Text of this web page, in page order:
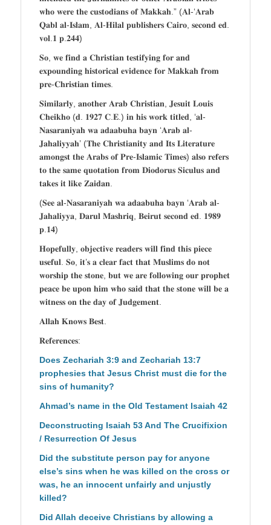
𝐰𝐡𝐨 𝐰𝐞𝐫𝐞 𝐭𝐡𝐞 𝐜𝐮𝐬𝐭𝐨𝐝𝐢𝐚𝐧𝐬 𝐨𝐟 𝐌𝐚𝐤𝐤𝐚𝐡.” (𝐀𝐥-‘𝐀𝐫𝐚𝐛
𝐐𝐚𝐛𝐥 𝐚𝐥-𝐈𝐬𝐥𝐚𝐦, 𝐀𝐥-𝐇𝐢𝐥𝐚𝐥 𝐩𝐮𝐛𝐥𝐢𝐬𝐡𝐞𝐫𝐬 𝐂𝐚𝐢𝐫𝐨, 𝐬𝐞𝐜𝐨𝐧𝐝 𝐞𝐝.
𝐯𝐨𝐥.𝟏 𝐩.𝟐𝟒𝟒)
𝐒𝐨, 𝐰𝐞 𝐟𝐢𝐧𝐝 𝐚 𝐂𝐡𝐫𝐢𝐬𝐭𝐢𝐚𝐧 𝐭𝐞𝐬𝐭𝐢𝐟𝐲𝐢𝐧𝐠 𝐟𝐨𝐫 𝐚𝐧𝐝
𝐞𝐱𝐩𝐨𝐮𝐧𝐝𝐢𝐧𝐠 𝐡𝐢𝐬𝐭𝐨𝐫𝐢𝐜𝐚𝐥 𝐞𝐯𝐢𝐝𝐞𝐧𝐜𝐞 𝐟𝐨𝐫 𝐌𝐚𝐤𝐤𝐚𝐡 𝐟𝐫𝐨𝐦
𝐩𝐫𝐞-𝐂𝐡𝐫𝐢𝐬𝐭𝐢𝐚𝐧 𝐭𝐢𝐦𝐞𝐬.
𝐒𝐢𝐦𝐢𝐥𝐚𝐫𝐥𝐲, 𝐚𝐧𝐨𝐭𝐡𝐞𝐫 𝐀𝐫𝐚𝐛 𝐂𝐡𝐫𝐢𝐬𝐭𝐢𝐚𝐧, 𝐉𝐞𝐬𝐮𝐢𝐭 𝐋𝐨𝐮𝐢𝐬
𝐂𝐡𝐞𝐢𝐤𝐡𝐨 (𝐝. 𝟏𝟗𝟐𝟕 𝐂.𝐄.) 𝐢𝐧 𝐡𝐢𝐬 𝐰𝐨𝐫𝐤 𝐭𝐢𝐭𝐥𝐞𝐝, ‘𝐚𝐥-
𝐍𝐚𝐬𝐚𝐫𝐚𝐧𝐢𝐲𝐚𝐡 𝐰𝐚 𝐚𝐝𝐚𝐚𝐛𝐮𝐡𝐚 𝐛𝐚𝐲𝐧 ‘𝐀𝐫𝐚𝐛 𝐚𝐥-
𝐉𝐚𝐡𝐚𝐥𝐢𝐲𝐲𝐚𝐡’ (𝐓𝐡𝐞 𝐂𝐡𝐫𝐢𝐬𝐭𝐢𝐚𝐧𝐢𝐭𝐲 𝐚𝐧𝐝 𝐈𝐭𝐬 𝐋𝐢𝐭𝐞𝐫𝐚𝐭𝐮𝐫𝐞
𝐚𝐦𝐨𝐧𝐠𝐬𝐭 𝐭𝐡𝐞 𝐀𝐫𝐚𝐛𝐬 𝐨𝐟 𝐏𝐫𝐞-𝐈𝐬𝐥𝐚𝐦𝐢𝐜 𝐓𝐢𝐦𝐞𝐬) 𝐚𝐥𝐬𝐨 𝐫𝐞𝐟𝐞𝐫𝐬
𝐭𝐨 𝐭𝐡𝐞 𝐬𝐚𝐦𝐞 𝐪𝐮𝐨𝐭𝐚𝐭𝐢𝐨𝐧 𝐟𝐫𝐨𝐦 𝐃𝐢𝐨𝐝𝐨𝐫𝐮𝐬 𝐒𝐢𝐜𝐮𝐥𝐮𝐬 𝐚𝐧𝐝
𝐭𝐚𝐤𝐞𝐬 𝐢𝐭 𝐥𝐢𝐤𝐞 𝐙𝐚𝐢𝐝𝐚𝐧.
(𝐒𝐞𝐞 𝐚𝐥-𝐍𝐚𝐬𝐚𝐫𝐚𝐧𝐢𝐲𝐚𝐡 𝐰𝐚 𝐚𝐝𝐚𝐚𝐛𝐮𝐡𝐚 𝐛𝐚𝐲𝐧 ‘𝐀𝐫𝐚𝐛 𝐚𝐥-
𝐉𝐚𝐡𝐚𝐥𝐢𝐲𝐲𝐚, 𝐃𝐚𝐫𝐮𝐥 𝐌𝐚𝐬𝐡𝐫𝐢𝐪, 𝐁𝐞𝐢𝐫𝐮𝐭 𝐬𝐞𝐜𝐨𝐧𝐝 𝐞𝐝. 𝟏𝟗𝟖𝟗
𝐩.𝟏𝟒)
𝐇𝐨𝐩𝐞𝐟𝐮𝐥𝐥𝐲, 𝐨𝐛𝐣𝐞𝐜𝐭𝐢𝐯𝐞 𝐫𝐞𝐚𝐝𝐞𝐫𝐬 𝐰𝐢𝐥𝐥 𝐟𝐢𝐧𝐝 𝐭𝐡𝐢𝐬 𝐩𝐢𝐞𝐜𝐞
𝐮𝐬𝐞𝐟𝐮𝐥. 𝐒𝐨, 𝐢𝐭’𝐬 𝐚 𝐜𝐥𝐞𝐚𝐫 𝐟𝐚𝐜𝐭 𝐭𝐡𝐚𝐭 𝐌𝐮𝐬𝐥𝐢𝐦𝐬 𝐝𝐨 𝐧𝐨𝐭
𝐰𝐨𝐫𝐬𝐡𝐢𝐩 𝐭𝐡𝐞 𝐬𝐭𝐨𝐧𝐞, 𝐛𝐮𝐭 𝐰𝐞 𝐚𝐫𝐞 𝐟𝐨𝐥𝐥𝐨𝐰𝐢𝐧𝐠 𝐨𝐮𝐫 𝐩𝐫𝐨𝐩𝐡𝐞𝐭
𝐩𝐞𝐚𝐜𝐞 𝐛𝐞 𝐮𝐩𝐨𝐧 𝐡𝐢𝐦 𝐰𝐡𝐨 𝐬𝐚𝐢𝐝 𝐭𝐡𝐚𝐭 𝐭𝐡𝐞 𝐬𝐭𝐨𝐧𝐞 𝐰𝐢𝐥𝐥 𝐛𝐞 𝐚
𝐰𝐢𝐭𝐧𝐞𝐬𝐬 𝐨𝐧 𝐭𝐡𝐞 𝐝𝐚𝐲 𝐨𝐟 𝐉𝐮𝐝𝐠𝐞𝐦𝐞𝐧𝐭.
𝐀𝐥𝐥𝐚𝐡 𝐊𝐧𝐨𝐰𝐬 𝐁𝐞𝐬𝐭.
𝐑𝐞𝐟𝐞𝐫𝐞𝐧𝐜𝐞𝐬:
Does Zechariah 3:9 and Zechariah 13:7
prophesies that Jesus Christ must die for the
sins of humanity?
Ahmad’s name in the Old Testament Isaiah 42
Deconstructing Isaiah 53 And The Crucifixion
/ Resurrection Of Jesus
Did the substitute person pay for anyone
else’s sins when he was killed on the cross or
was, he an innocent unfairly and unjustly
killed?
Did Allah deceive Christians by allowing a